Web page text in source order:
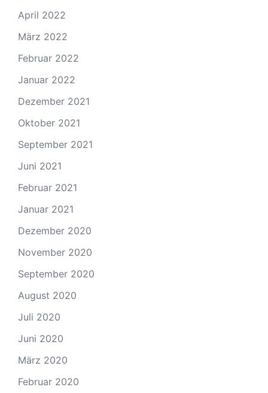
April 2022
März 2022
Februar 2022
Januar 2022
Dezember 2021
Oktober 2021
September 2021
Juni 2021
Februar 2021
Januar 2021
Dezember 2020
November 2020
September 2020
August 2020
Juli 2020
Juni 2020
März 2020
Februar 2020